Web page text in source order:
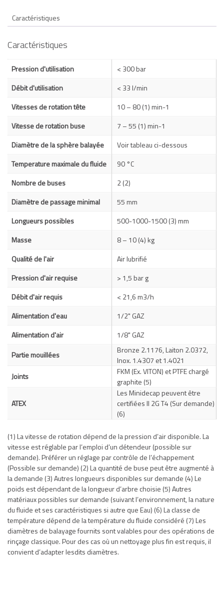
Caractéristiques
Caractéristiques
Pression d'utilisation
< 300 bar
Débit d'utilisation
< 33 l/min
Vitesses de rotation tête
10 – 80 (1) min-1
Vitesse de rotation buse
7 – 55 (1) min-1
Diamètre de la sphère balayée
Voir tableau ci-dessous
Temperature maximale du fluide
90 °C
Nombre de buses
2 (2)
Diamètre de passage minimal
55 mm
Longueurs possibles
500-1000-1500 (3) mm
Masse
8 – 10 (4) kg
Qualité de l'air
Air lubrifié
Pression d'air requise
> 1,5 bar g
Débit d'air requis
< 21,6 m3/h
Alimentation d'eau
1/2" GAZ
Alimentation d'air
1/8" GAZ
Partie mouillées
Bronze 2.1176, Laiton 2.0372,
Inox. 1.4307 et 1.4021
Joints
FKM (Ex. VITON) et PTFE chargé
graphite (5)
ATEX
Les Minidecap peuvent être
certifiées II 2G T4 (Sur demande)
(6)
(1) La vitesse de rotation dépend de la pression d’air disponible. La
vitesse est réglable par l’emploi d’un détendeur (possible sur
demande). Préférer un réglage par contrôle de l’échappement
(Possible sur demande) (2) La quantité de buse peut être augmenté à
la demande (3) Autres longueurs disponibles sur demande (4) Le
poids est dépendant de la longueur d’arbre choisie (5) Autres
matériaux possibles sur demande (suivant l’environnement, la nature
du fluide et ses caractéristiques si autre que Eau) (6) La classe de
température dépend de la température du fluide considéré (7) Les
diamètres de balayage fournits sont valables pour des opérations de
rinçage classique. Pour des cas où un nettoyage plus fin est requis, il
convient d’adapter lesdits diamètres.